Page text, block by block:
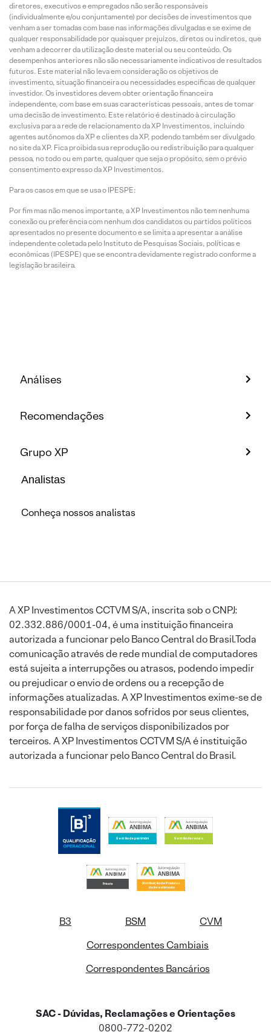
diretores, executivos e empregados não serão responsáveis
(individualmente e/ou conjuntamente) por decisões de investimentos que
venham a ser tomadas com base nas informações divulgadas e se exime de
qualquer responsabilidade por quaisquer prejuízos, diretos ou indiretos, que
venham a decorrer da utilização deste material ou seu conteúdo. Os
desempenhos anteriores não são necessariamente indicativos de resultados
futuros. Este material não leva em consideração os objetivos de
investimento, situação financeira ou necessidades específicas de qualquer
investidor. Os investidores devem obter orientação financeira
independente, com base em suas características pessoais, antes de tomar
uma decisão de investimento. Este relatório é destinado à circulação
exclusiva para a rede de relacionamento da XP Investimentos, incluindo
agentes autônomos da XP e clientes da XP, podendo também ser divulgado
no site da XP. Fica proibida sua reprodução ou redistribuição para qualquer
pessoa, no todo ou em parte, qualquer que seja o propósito, sem o prévio
consentimento expresso da XP Investimentos.
Para os casos em que se usa o IPESPE:
Por fim mas não menos importante, a XP Investimentos não tem nenhuma
conexão ou preferência com nenhum dos candidatos ou partidos políticos
apresentados no presente documento e se limita a apresentar a análise
independente coletada pelo Instituto de Pesquisas Sociais, políticas e
econômicas (IPESPE) que se encontra devidamente registrado conforme a
legislação brasileira.
Análises
Recomendações
Grupo XP
Analistas
Conheça nossos analistas
A XP Investimentos CCTVM S/A, inscrita sob o CNPJ:
02.332.886/0001-04, é uma instituição financeira
autorizada a funcionar pelo Banco Central do Brasil.Toda
comunicação através de rede mundial de computadores
está sujeita a interrupções ou atrasos, podendo impedir
ou prejudicar o envio de ordens ou a recepção de
informações atualizadas. A XP Investimentos exime-se de
responsabilidade por danos sofridos por seus clientes,
por força de falha de serviços disponibilizados por
terceiros. A XP Investimentos CCTVM S/A é instituição
autorizada a funcionar pelo Banco Central do Brasil.
B3 BSM
CVM
Correspondentes Cambiais
Correspondentes Bancários
SAC - Dúvidas, Reclamações e Orientações
0800-772-0202